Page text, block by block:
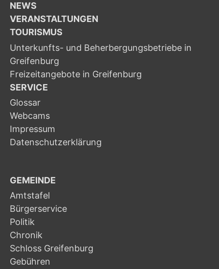
NEWS
VERANSTALTUNGEN
TOURISMUS
Unterkunfts- und Beherbergungsbetriebe in
Greifenburg
Freizeitangebote in Greifenburg
SERVICE
Glossar
Webcams
Impressum
Datenschutzerklärung
GEMEINDE
Amtstafel
Bürgerservice
Politik
Chronik
Schloss Greifenburg
Gebühren